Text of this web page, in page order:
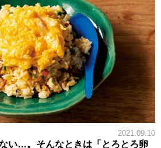
2021.09.10
い…。そんなときは「とろとろ卵